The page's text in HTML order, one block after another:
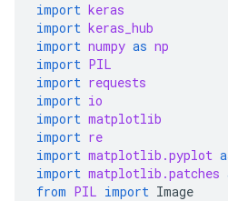
import keras
import keras_hub
import numpy as np
import PIL
import requests
import io
import matplotlib
import re
import matplotlib.pyplot
import matplotlib.patches
from PIL import Image